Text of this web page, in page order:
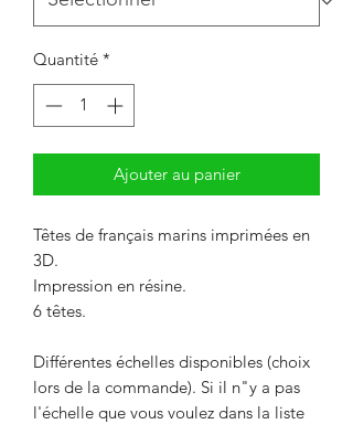
Quantité *
Ajouter au panier
Têtes de français marins imprimées en
3D.
Impression en résine.
6 têtes.
Différentes échelles disponibles (choix
lors de la commande). Si il n"y a pas
l'échelle que vous voulez dans la liste